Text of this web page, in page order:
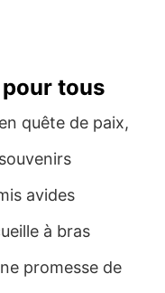
tous
quête de paix,
avides
à bras
promesse de